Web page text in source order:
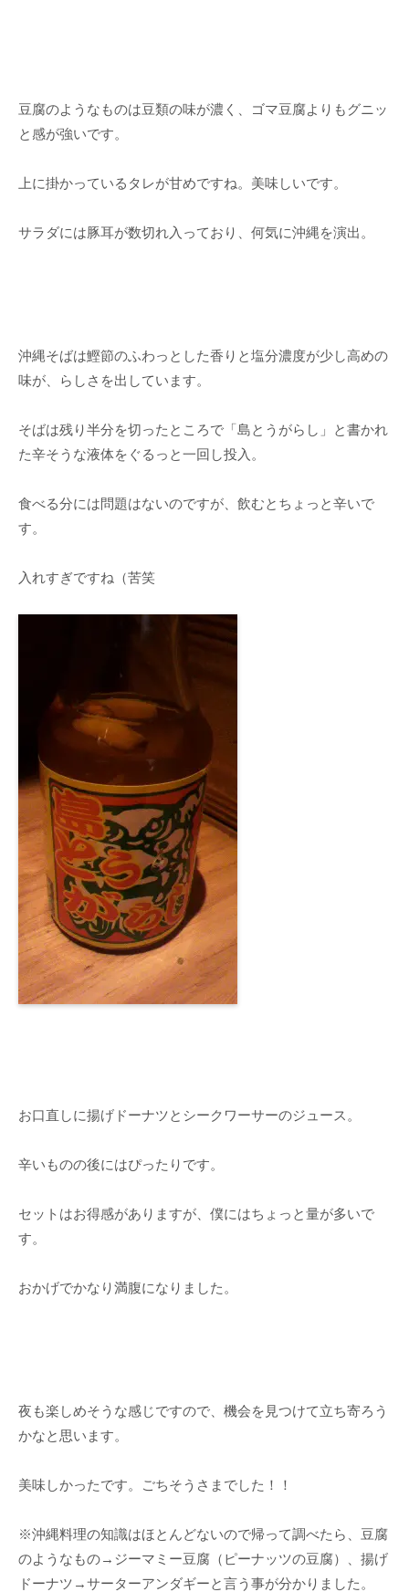
豆腐のようなものは豆類の味が濃く、ゴマ豆腐よりもグニッ
と感が強いです。
上に掛かっているタレが甘めですね。美味しいです。
サラダには豚耳が数切れ入っており、何気に沖縄を演出。
沖縄そばは鰹節のふわっとした香りと塩分濃度が少し高めの
味が、らしさを出しています。
そばは残り半分を切ったところで「島とうがらし」と書かれ
た辛そうな液体をぐるっと一回し投入。
食べる分には問題はないのですが、飲むとちょっと辛いで
す。
入れすぎですね（苦笑
お口直しに揚げドーナツとシークワーサーのジュース。
辛いものの後にはぴったりです。
セットはお得感がありますが、僕にはちょっと量が多いで
す。
おかげでかなり満腹になりました。
夜も楽しめそうな感じですので、機会を見つけて立ち寄ろう
かなと思います。
美味しかったです。ごちそうさまでした！！
※沖縄料理の知識はほとんどないので帰って調べたら、豆腐
のようなもの→ジーマミー豆腐（ピーナッツの豆腐）、揚げ
ドーナツ→サーターアンダギーと言う事が分かりました。